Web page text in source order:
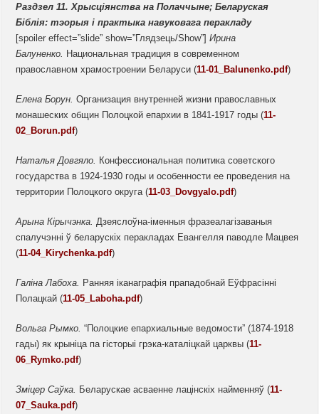
Раздзел 11. Хрысціянства на Полаччыне; Беларуская
Біблія: тэорыя і практыка навуковага перакладу
[spoiler effect=”slide” show=”Глядзець/Show”]Ирина
Балуненко. Национальная традиция в современном
православном храмостроении Беларуси (11-01_Balunenko.pdf)
Елена Борун.Организация внутренней жизни православных
монашеских общин Полоцкой епархии в 1841-1917 годы (11-
02_Borun.pdf)
Наталья Довгяло. Конфессиональная политика советского
государства в 1924-1930 годы и особенности ее проведения на
территории Полоцкого округа (11-03_Dovgyalo.pdf)
АрынаКірычэнка. Дзеяслоўна-іменныя фразеалагізаваныя
спалучэнні ў беларускіх перакладах Евангелля паводле Мацвея
(11-04_Kirychenka.pdf)
Галіна Лабоха. Ранняя іканаграфія прападобнай Еўфрасінні
Полацкай (11-05_Laboha.pdf)
Вольга Рымко.“Полоцкие епархиальные ведомости” (1874-1918
гады) як крыніца па гісторыі грэка-каталіцкай царквы (11-
06_Rymko.pdf)
Зміцер Саўка. Беларускае асваенне лацінскіх найменняў (11-
07_Sauka.pdf)